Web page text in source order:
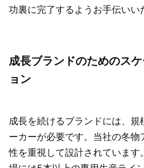
功裏に完了するようお手伝いい
成長ブランドのためのス
ョン
成長を続けるブランドには、
ーカーが必要です。当社の冬
性を重視して設計されていま